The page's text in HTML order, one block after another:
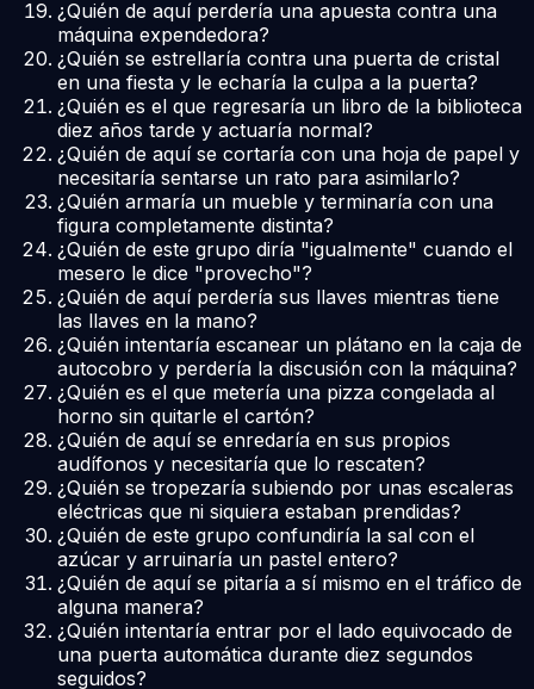
¿Quién de aquí perdería una apuesta contra una
máquina expendedora?
¿Quién se estrellaría contra una puerta de cristal
en una fiesta y le echaría la culpa a la puerta?
¿Quién es el que regresaría un libro de la biblioteca
diez años tarde y actuaría normal?
¿Quién de aquí se cortaría con una hoja de papel y
necesitaría sentarse un rato para asimilarlo?
¿Quién armaría un mueble y terminaría con una
figura completamente distinta?
¿Quién de este grupo diría "igualmente" cuando el
mesero le dice "provecho"?
¿Quién de aquí perdería sus llaves mientras tiene
las llaves en la mano?
¿Quién intentaría escanear un plátano en la caja de
autocobro y perdería la discusión con la máquina?
¿Quién es el que metería una pizza congelada al
horno sin quitarle el cartón?
¿Quién de aquí se enredaría en sus propios
audífonos y necesitaría que lo rescaten?
¿Quién se tropezaría subiendo por unas escaleras
eléctricas que ni siquiera estaban prendidas?
¿Quién de este grupo confundiría la sal con el
azúcar y arruinaría un pastel entero?
¿Quién de aquí se pitaría a sí mismo en el tráfico de
alguna manera?
¿Quién intentaría entrar por el lado equivocado de
una puerta automática durante diez segundos
seguidos?